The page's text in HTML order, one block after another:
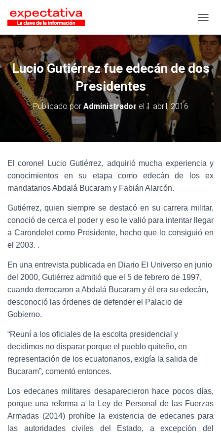
Lucio Gutiérrez fue edecán de dos
Presidentes
Publicado por Administradorel1 abril, 2016
El coronel Lucio Gutiérrez, adquirió mucha experiencia y
conocimientos en su etapa como edecán de los ex
mandatarios Abdalá Bucaram y Fabián Alarcón.
Gutiérrez, quien siempre se destacó en su carrera militar,
conoció de cerca el poder y eso le valió para intentar llegar
a Carondelet como Presidente, hecho que lo consiguió en
el 2003. .
En una entrevista publicada en Diario El Universo en junio
del 2000, Gutiérrez admitió que el 5 de febrero de 1997,
cuando derrocaron a Abdalá Bucaram y él era su edecán,
desconoció las órdenes de defender el Palacio de
Gobierno.
“Reuní a los oficiales de la escolta presidencial y
decidimos no disparar porque el pueblo quiteño, en
representación de los ecuatorianos, exigía la salida de
Bucaram”, comentó entonces.
Los edecanes militares desaparecieron hace pocos días,
porque una reforma a la Ley de Personal de las Fuerzas
Armadas (2014) prohíbe la existencia de edecanes para
las autoridades civiles del Estado, a excepción del